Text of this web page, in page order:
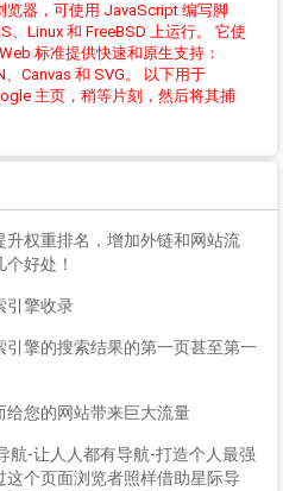
器，可使用 JavaScript 编写脚
Linux 和 FreeBSD 上运行。 它使
标准提供快速和原生支持：
Canvas 和 SVG。 以下用于
主页，稍等片刻，然后将其捕
权重排名，增加外链和网站流
好处！
引擎收录
擎的搜索结果的第一页甚至第一
您的网站带来巨大流量
航-让人人都有导航-打造个人最强
个页面浏览者照样借助星际导